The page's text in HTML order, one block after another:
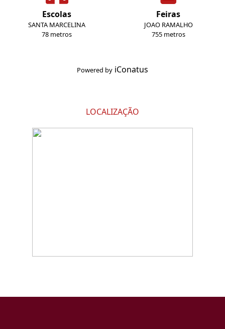
Escolas
SANTA MARCELINA
78 metros
Feiras
JOAO RAMALHO
755 metros
Powered by iConatus
LOCALIZAÇÃO